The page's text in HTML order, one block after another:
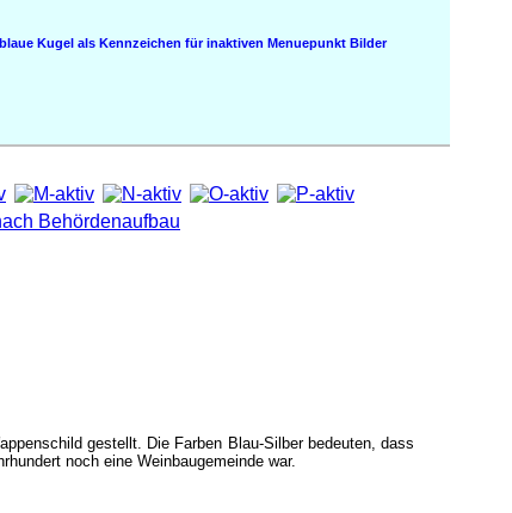
Bilder
gestellt. Die Farben Blau-Silber bedeuten, dass
noch eine Weinbaugemeinde war.